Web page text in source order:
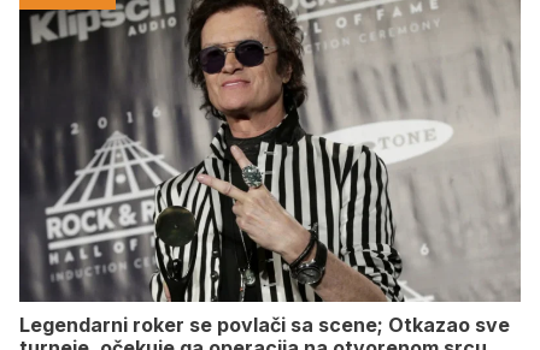
Legendarni roker se povlači sa scene; Otkazao sve